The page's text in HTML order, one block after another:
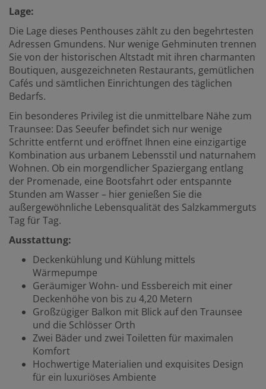
Lage:
Die Lage dieses Penthouses zählt zu den begehrtesten
Adressen Gmundens. Nur wenige Gehminuten trennen
Sie von der historischen Altstadt mit ihren charmanten
Boutiquen, ausgezeichneten Restaurants, gemütlichen
Cafés und sämtlichen Einrichtungen des täglichen
Bedarfs.
Ein besonderes Privileg ist die unmittelbare Nähe zum
Traunsee: Das Seeufer befindet sich nur wenige
Schritte entfernt und eröffnet Ihnen eine einzigartige
Kombination aus urbanem Lebensstil und naturnahem
Wohnen. Ob ein morgendlicher Spaziergang entlang
der Promenade, eine Bootsfahrt oder entspannte
Stunden am Wasser – hier genießen Sie die
außergewöhnliche Lebensqualität des Salzkammerguts
Tag für Tag.
Ausstattung:
Deckenkühlung und Kühlung mittels
Wärmepumpe
Geräumiger Wohn- und Essbereich mit einer
Deckenhöhe von bis zu 4,20 Metern
Großzügiger Balkon mit Blick auf den Traunsee
und die Schlösser Orth
Zwei Bäder und zwei Toiletten für maximalen
Komfort
Hochwertige Materialien und exquisites Design
für ein luxuriöses Ambiente